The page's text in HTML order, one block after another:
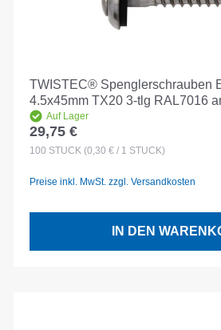
TWISTEC® Spenglerschrauben
4.5x45mm TX20 3-tlg RAL7016
Auf Lager
Regulärer Preis:
29,75 €
100 STÜCK (0,30 € / 1 STÜCK)
Preise inkl. MwSt. zzgl. Versandkosten
IN DEN